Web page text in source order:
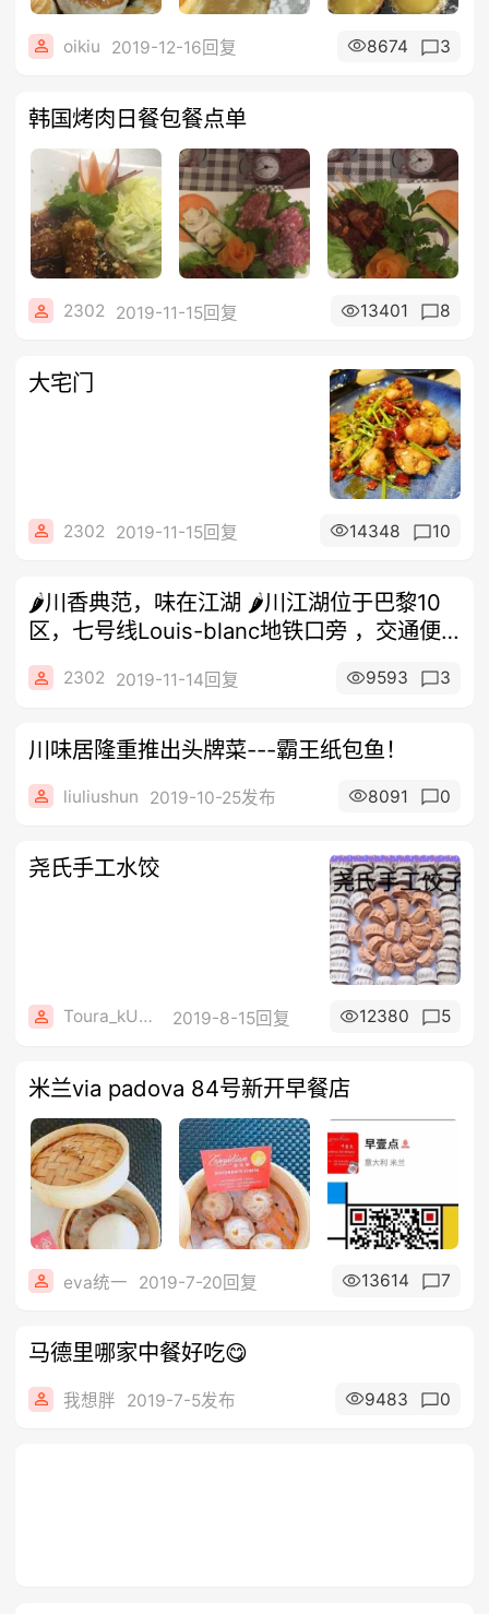
oikiu 2019-12-16回复 8674 3
韩国烤肉日餐包餐点单
2302 2019-11-15回复 13401 8
大宅门
2302 2019-11-15回复 14348 10
🌶️川香典范，味在江湖 🌶️川江湖位于巴黎10
区，七号线Louis-blanc地铁口旁 ，交通便
利，环境宽敞舒
2302 2019-11-14回复 9593 3
川味居隆重推出头牌菜---霸王纸包鱼！
liuliushun 2019-10-25发布 8091 0
尧氏手工水饺
Toura_kUs4F 2019-8-15回复 12380 5
米兰via padova 84号新开早餐店
eva统一 2019-7-20回复 13614 7
马德里哪家中餐好吃😋
我想胖 2019-7-5发布 9483 0